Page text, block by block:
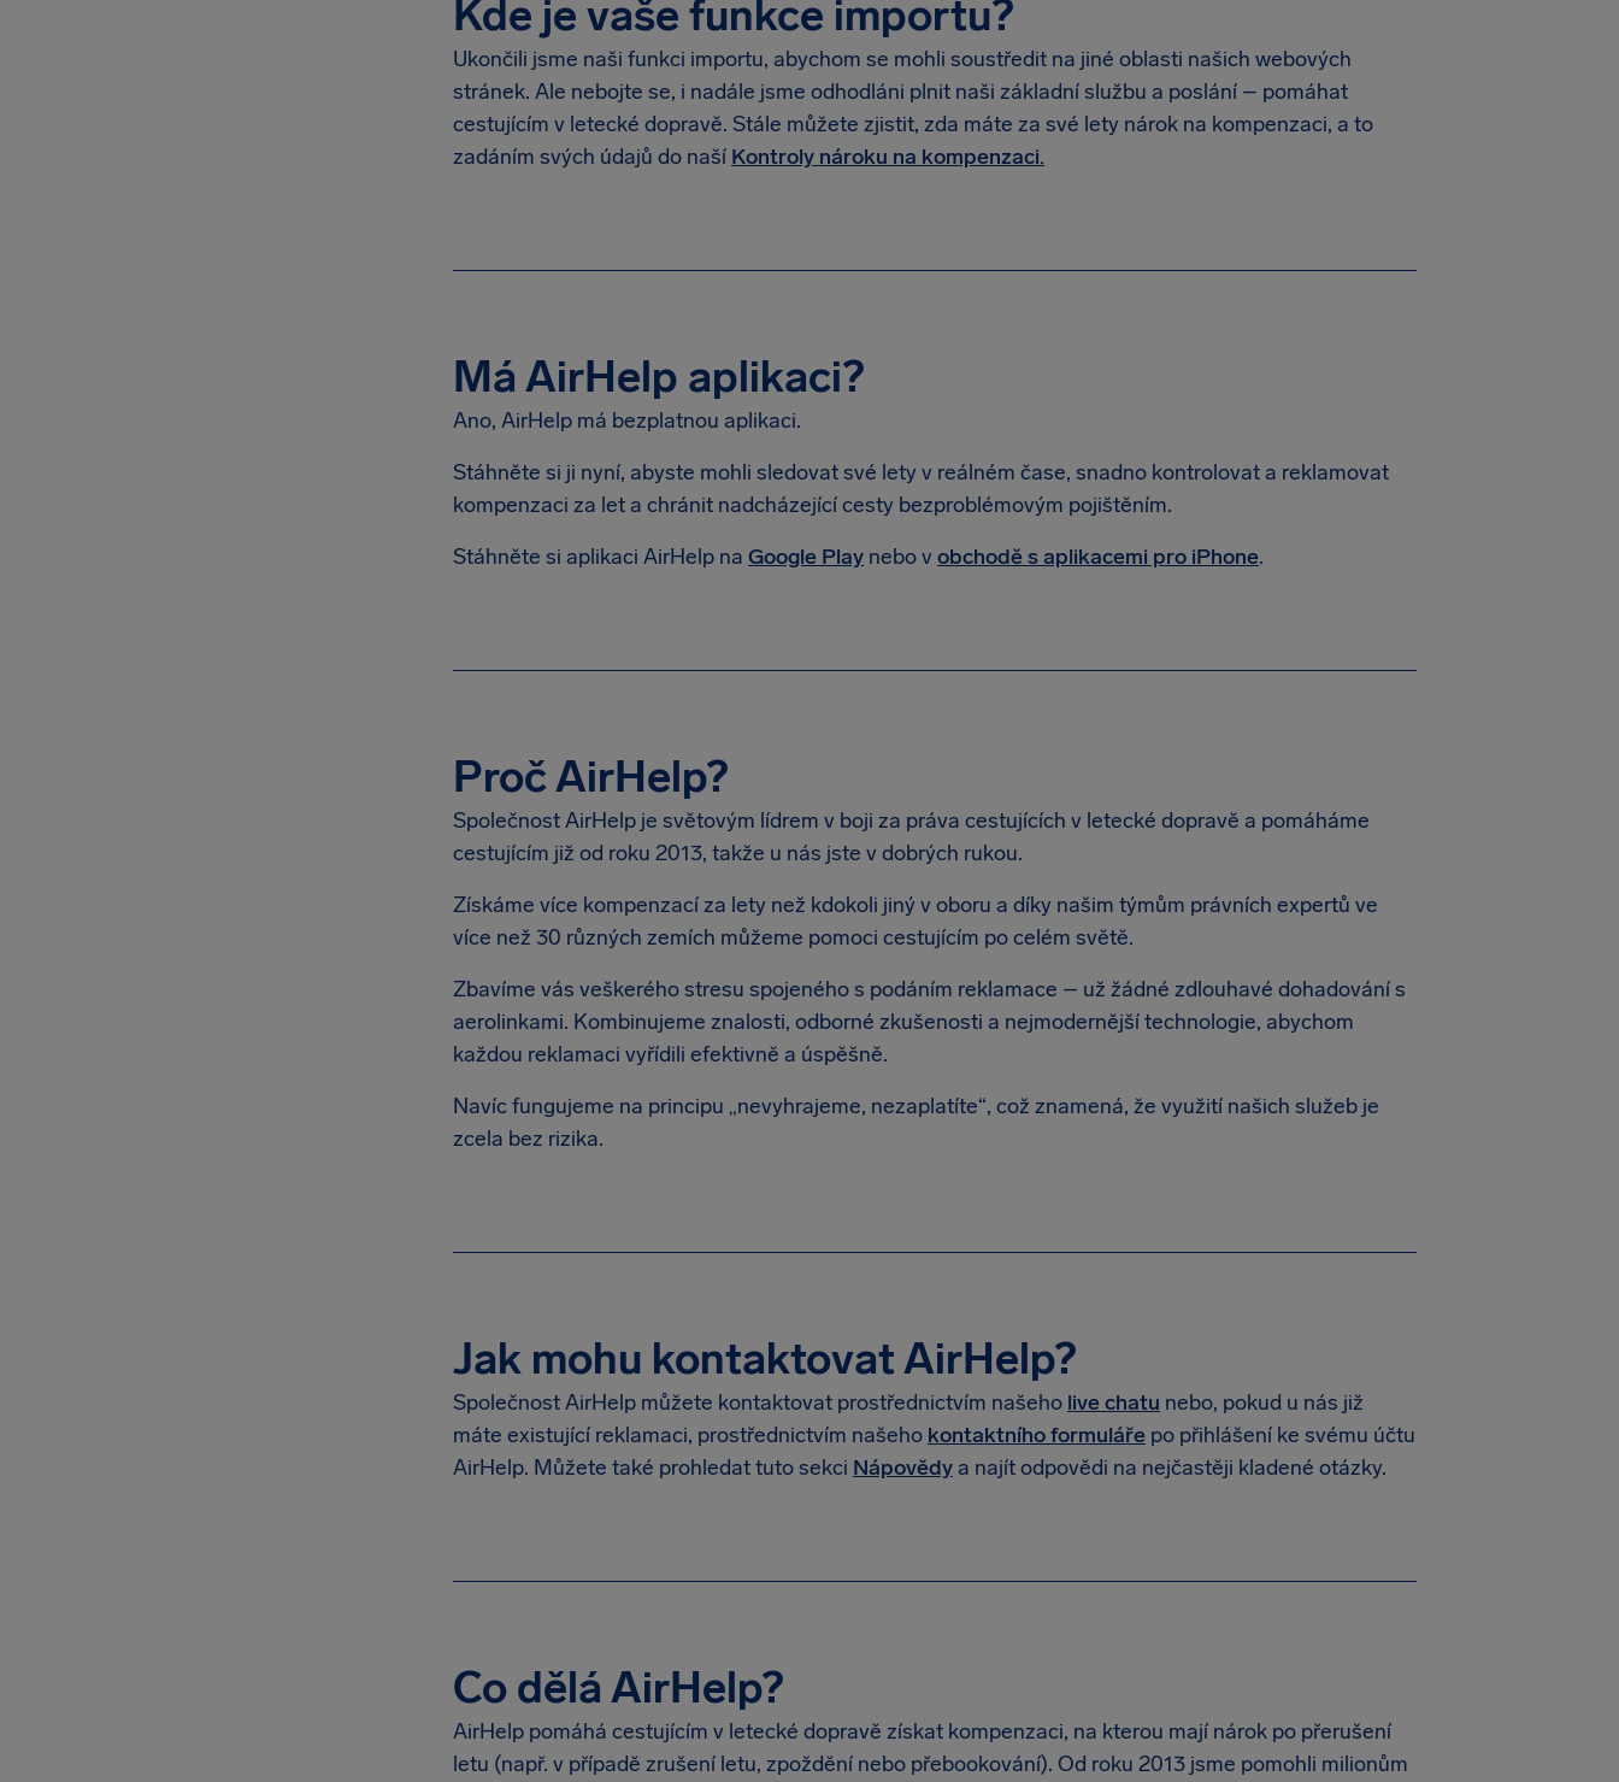
Kde je vaše funkce importu?
Ukončili jsme naši funkci importu, abychom se mohli soustředit na jiné oblasti našich webových
stránek. Ale nebojte se, i nadále jsme odhodláni plnit naši základní službu a poslání – pomáhat
cestujícím v letecké dopravě. Stále můžete zjistit, zda máte za své lety nárok na kompenzaci, a to
zadáním svých údajů do naší Kontroly nároku na kompenzaci.
Má AirHelp aplikaci?
Ano, AirHelp má bezplatnou aplikaci.
Stáhněte si ji nyní, abyste mohli sledovat své lety v reálném čase, snadno kontrolovat a reklamovat
kompenzaci za let a chránit nadcházející cesty bezproblémovým pojištěním.
Stáhněte si aplikaci AirHelp na Google Play nebo vobchodě s aplikacemi pro iPhone.
Proč AirHelp?
Společnost AirHelp je světovým lídrem v boji za práva cestujících v letecké dopravě a pomáháme
cestujícím již od roku 2013, takže u nás jste v dobrých rukou.
Získáme více kompenzací za lety než kdokoli jiný v oboru a díky našim týmům právních expertů ve
více než 30 různých zemích můžeme pomoci cestujícím po celém světě.
Zbavíme vás veškerého stresu spojeného s podáním reklamace – už žádné zdlouhavé dohadování s
aerolinkami. Kombinujeme znalosti, odborné zkušenosti a nejmodernější technologie, abychom
každou reklamaci vyřídili efektivně a úspěšně.
Navíc fungujeme na principu „nevyhrajeme, nezaplatíte“, což znamená, že využití našich služeb je
zcela bez rizika.
Jak mohu kontaktovat AirHelp?
Společnost AirHelp můžete kontaktovat prostřednictvím našeho live chatu nebo, pokud u nás již
máte existující reklamaci, prostřednictvím našeho kontaktního formuláře po přihlášení ke svému účtu
AirHelp. Můžete také prohledat tuto sekci Nápovědy a najít odpovědi na nejčastěji kladené otázky.
Co dělá AirHelp?
AirHelp pomáhá cestujícím v letecké dopravě získat kompenzaci, na kterou mají nárok po přerušení
letu (např. v případě zrušení letu, zpoždění nebo přebookování). Od roku 2013 jsme pomohli milionům